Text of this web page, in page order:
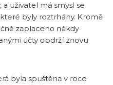
uživatel má smysl se
byly roztrhány. Kromě
zaplaceno někdy
účty obdrží znovu
byla spuštěna v roce